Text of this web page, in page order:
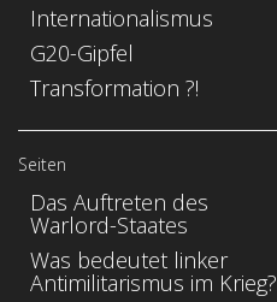
Internationalismus
G20-Gipfel
Transformation ?!
Seiten
Das Auftreten des
Warlord-Staates
Was bedeutet linker
Antimilitarismus im Krieg?